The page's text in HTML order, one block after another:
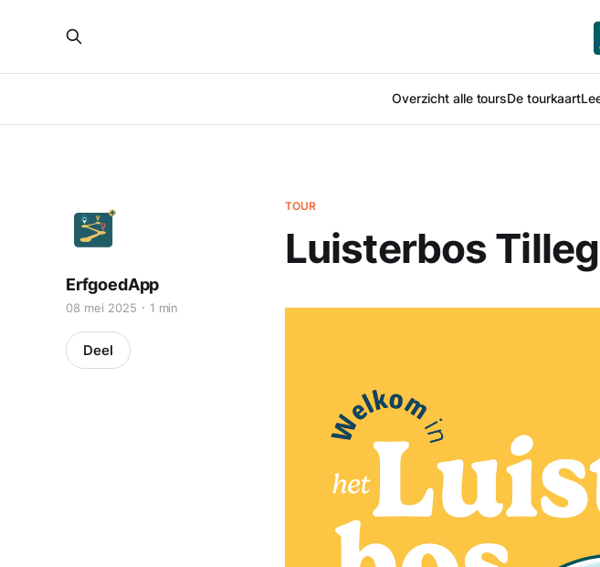
Overzicht alle toursDe tourkaart
TOUR
Luisterbos
ErfgoedApp
08 mei 2025 1 min
Deel